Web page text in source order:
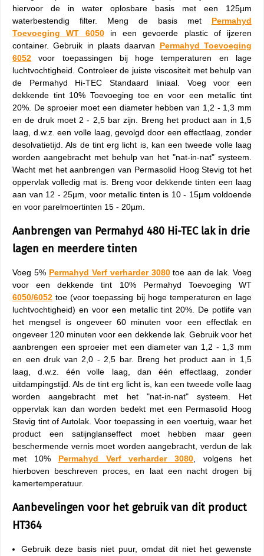
hiervoor de in water oplosbare basis met een 125µm
waterbestendig filter. Meng de basis met Permahyd
Toevoeging WT 6050in een gevoerde plastic of ijzeren
container. Gebruik in plaats daarvan Permahyd Toevoeging
6052 voor toepassingen bij hoge temperaturen en lage
luchtvochtigheid. Controleer de juiste viscositeit met behulp van
de Permahyd Hi-TEC Standaard liniaal. Voeg voor een
dekkende tint 10% Toevoeging toe en voor een metallic tint
20%. De sproeier moet een diameter hebben van 1,2 - 1,3 mm
en de druk moet 2 - 2,5 bar zijn. Breng het product aan in 1,5
laag, d.w.z. een volle laag, gevolgd door een effectlaag, zonder
desolvatietijd. Als de tint erg licht is, kan een tweede volle laag
worden aangebracht met behulp van het "nat-in-nat" systeem.
Wacht met het aanbrengen van Permasolid Hoog Stevig tot het
oppervlak volledig mat is. Breng voor dekkende tinten een laag
aan van 12 - 25µm, voor metallic tinten is 10 - 15µm voldoende
en voor parelmoertinten 15 - 20µm.
Aanbrengen van Permahyd 480 Hi-TEC lak in drie
lagen en meerdere tinten
Voeg 5% Permahyd Verf verharder 3080toe aan de lak. Voeg
voor een dekkende tint 10% Permahyd Toevoeging WT
6050/6052 toe (voor toepassing bij hoge temperaturen en lage
luchtvochtigheid) en voor een metallic tint 20%. De potlife van
het mengsel is ongeveer 60 minuten voor een effectlak en
ongeveer 120 minuten voor een dekkende lak. Gebruik voor het
aanbrengen een sproeier met een diameter van 1,2 - 1,3 mm
en een druk van 2,0 - 2,5 bar. Breng het product aan in 1,5
laag, d.w.z. één volle laag, dan één effectlaag, zonder
uitdampingstijd. Als de tint erg licht is, kan een tweede volle laag
worden aangebracht met het "nat-in-nat" systeem. Het
oppervlak kan dan worden bedekt met een Permasolid Hoog
Stevig tint of Autolak. Voor toepassing in een voertuig, waar het
product een satijnglanseffect moet hebben maar geen
beschermende vernis moet worden aangebracht, verdun de lak
met 10% Permahyd Verf verharder 3080 , volgens het
hierboven beschreven proces, en laat een nacht drogen bij
kamertemperatuur.
Aanbevelingen voor het gebruik van dit product
HT364
Gebruik deze basis niet puur, omdat dit niet het gewenste